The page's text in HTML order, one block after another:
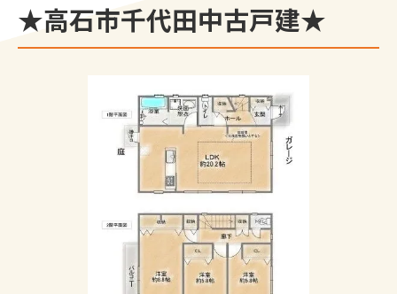
★高石市千代田中古戸建★